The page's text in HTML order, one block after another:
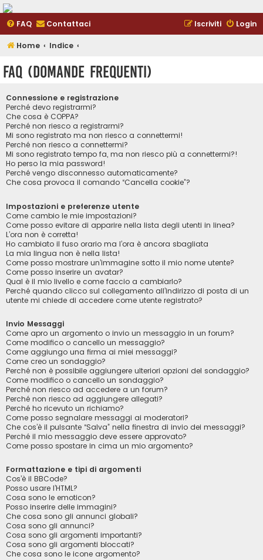
FAQ Contattaci Login
Iscriviti
Home Indice
FAQ (Domande Frequenti)
Connessione e registrazione
Perché devo registrarmi?
Che cosa è COPPA?
Perché non riesco a registrarmi?
Mi sono registrato ma non riesco a connettermi!
Perché non riesco a connettermi?
Mi sono registrato tempo fa, ma non riesco più a connettermi?!
Ho perso la mia password!
Perché vengo disconnesso automaticamente?
Che cosa provoca il comando “Cancella cookie”?
Impostazioni e preferenze utente
Come cambio le mie impostazioni?
Come posso evitare di apparire nella lista degli utenti in linea?
L’ora non è corretta!
Ho cambiato il fuso orario ma l’ora è ancora sbagliata
La mia lingua non è nella lista!
Come posso mostrare un’immagine sotto il mio nome utente?
Come posso inserire un avatar?
Qual è il mio livello e come faccio a cambiarlo?
Perché quando clicco sul collegamento all’indirizzo di posta di un
utente mi chiede di accedere come utente registrato?
Invio Messaggi
Come apro un argomento o invio un messaggio in un forum?
Come modifico o cancello un messaggio?
Come aggiungo una firma ai miei messaggi?
Come creo un sondaggio?
Perché non è possibile aggiungere ulteriori opzioni del sondaggio?
Come modifico o cancello un sondaggio?
Perché non riesco ad accedere a un forum?
Perché non riesco ad aggiungere allegati?
Perché ho ricevuto un richiamo?
Come posso segnalare messaggi ai moderatori?
Che cos’è il pulsante “Salva” nella finestra di invio dei messaggi?
Perché il mio messaggio deve essere approvato?
Come posso spostare in cima un mio argomento?
Formattazione e tipi di argomenti
Cos’è il BBCode?
Posso usare l’HTML?
Cosa sono le emoticon?
Posso inserire delle immagini?
Che cosa sono gli annunci globali?
Cosa sono gli annunci?
Cosa sono gli argomenti importanti?
Cosa sono gli argomenti bloccati?
Che cosa sono le icone argomento?